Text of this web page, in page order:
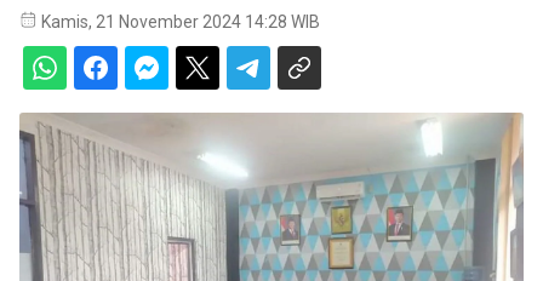
Kamis, 21 November 2024 14:28 WIB